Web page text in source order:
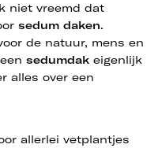
niet vreemd dat
sedum daken.
de natuur, mens en
sedumdak eigenlijk
alles over een
allerlei vetplantjes